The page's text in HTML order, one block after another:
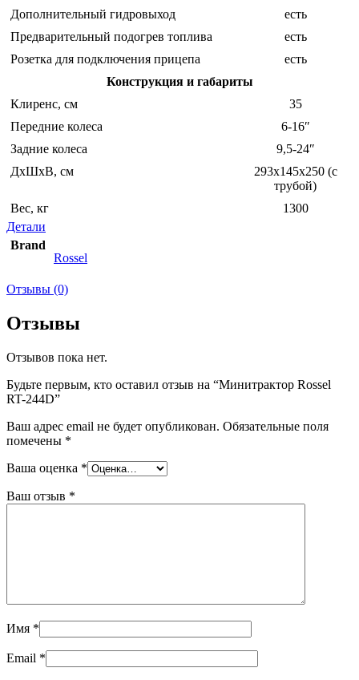
Дополнительный гидровыход
есть
Предварительный подогрев топлива
есть
Розетка для подключения прицепа
есть
Конструкция и габариты
Клиренс, см
35
Передние колеса
6-16″
Задние колеса
9,5-24″
ДхШхВ, см
293х145х250 (с
трубой)
Вес, кг
1300
Детали
Brand
Rossel
Отзывы (0)
Отзывы
Отзывов пока нет.
Будьте первым, кто оставил отзыв на “Минитрактор Rossel
RT-244D”
Ваш адрес email не будет опубликован. Обязательные поля
помечены *
Ваша оценка *
Ваш отзыв *
Имя *
Email *